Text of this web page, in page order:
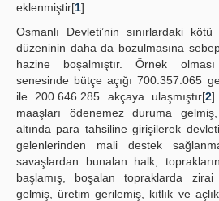
eklenmiştir[1].
Osmanlı Devleti’nin sınırlardaki
düzeninin daha da bozulmasına
hazine boşalmıştır. Örnek
senesinde bütçe açığı 700.357.065
ile 200.646.285 akçaya ulaşmıştır[2]
maaşları ödenemez duruma
altında para tahsiline girişilerek
gelenlerinden mali destek
savaşlardan bunalan halk,
başlamış, boşalan topraklarda
gelmiş, üretim gerilemiş, kıtlık ve